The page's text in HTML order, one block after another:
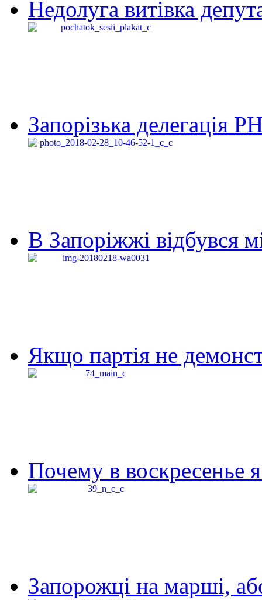
Недолуга витівка
Запорізька делегація
В Запоріжжі відбувся
Якщо партія не
Почему в воскресенье
Запорожці на марші,